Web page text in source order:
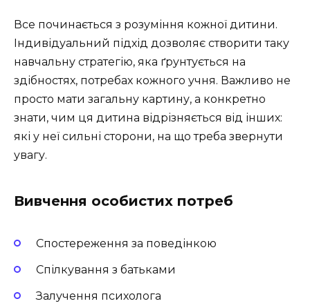
Все починається з розуміння кожної дитини.
Індивідуальний підхід дозволяє створити таку
навчальну стратегію, яка ґрунтується на
здібностях, потребах кожного учня. Важливо не
просто мати загальну картину, а конкретно
знати, чим ця дитина відрізняється від інших:
які у неї сильні сторони, на що треба звернути
увагу.
Вивчення особистих потреб
Спостереження за поведінкою
Спілкування з батьками
Залучення психолога